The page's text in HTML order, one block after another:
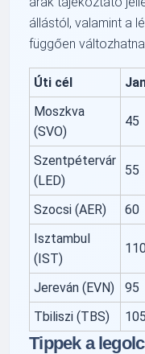
állástól, valamint a
függően
Úti cél
Moszkva
(SVO)
45
Szentpétervár
(LED)
55
Szocsi (AER) 60
Isztambul
(IST)
Jereván (EVN) 95
Tbiliszi (TBS)
105
Tippek a